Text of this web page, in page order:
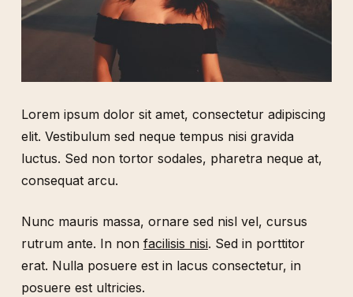
Lorem ipsum dolor sit amet, consectetur adipiscing
elit. Vestibulum sed neque tempus nisi gravida
luctus. Sed non tortor sodales, pharetra neque at,
consequat arcu.
Nunc mauris massa, ornare sed nisl vel, cursus
rutrum ante. In non facilisis nisi. Sed in porttitor
erat. Nulla posuere est in lacus consectetur, in
posuere est ultricies.